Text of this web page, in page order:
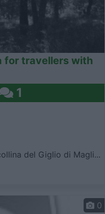
for travellers with
1
del Giglio di Magli...
0